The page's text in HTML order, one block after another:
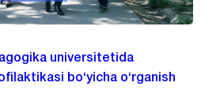
universitetida
bo‘yicha o‘rganish